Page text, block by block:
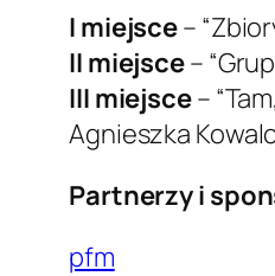
I miejsce–
II miejsce–
III miejsce–
Agnieszka
Partnerzy i
pfm